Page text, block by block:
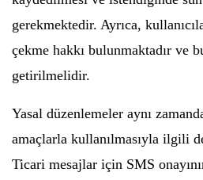
gerekmektedir. Ayrıca,
çekme hakkı bulunmaktadır ve
getirilmelidir.
Yasal düzenlemeler aynı
amaçlarla kullanılmasıyla ilgili
Ticari mesajlar için SMS